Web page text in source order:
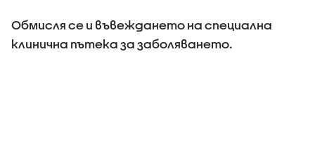
Обмисля се и въвеждането на специална
клинична пътека за заболяването.